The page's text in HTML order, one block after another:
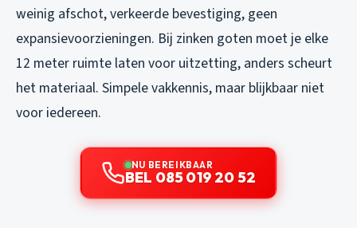
weinig afschot, verkeerde bevestiging, geen
expansievoorzieningen. Bij zinken goten moet je elke
12 meter ruimte laten voor uitzetting, anders scheurt
het materiaal. Simpele vakkennis, maar blijkbaar niet
voor iedereen.
NU BEREIKBAAR
BEL 085 019 20 52